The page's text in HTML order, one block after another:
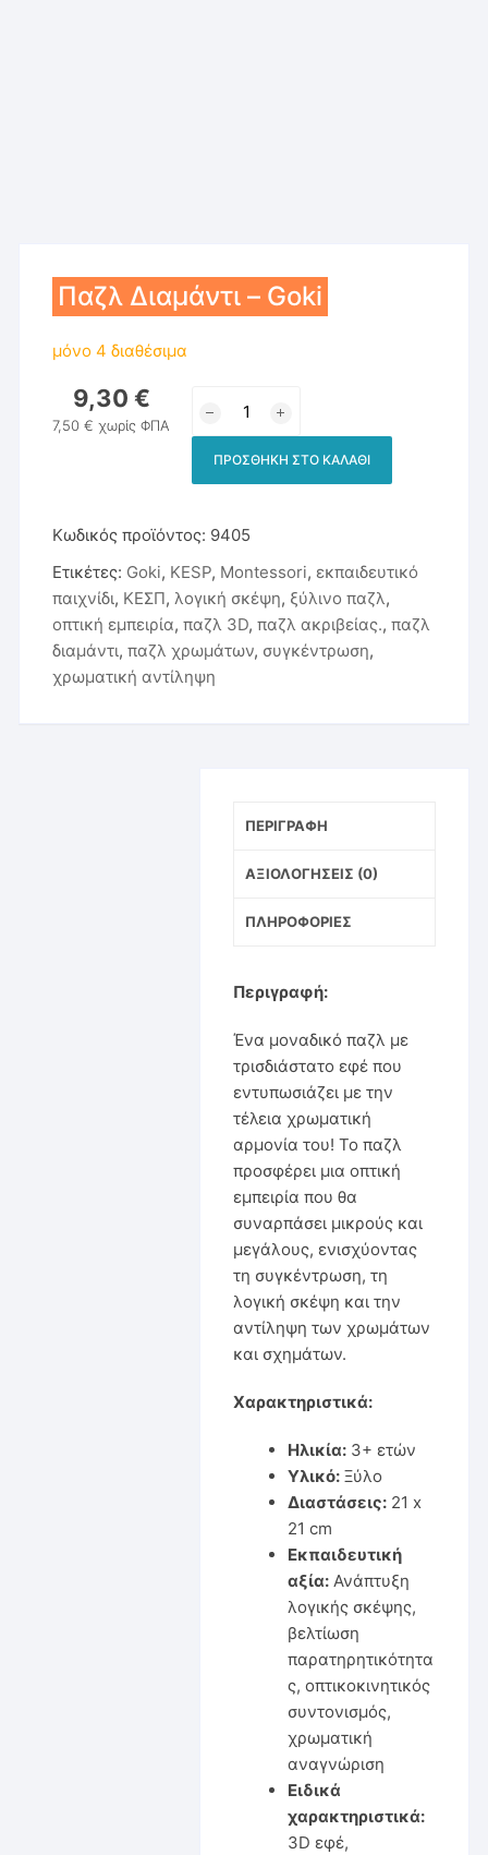
Παζλ Διαμάντι – Goki
μόνο 4 διαθέσιμα
9,30 €
7,50€ χωρίς ΦΠΑ
Διαμάντι
ΠΡΟΣΘΉΚΗ ΣΤΟ ΚΑΛΆΘΙ
Κωδικός προϊόντος: 9405
Ετικέτες: Goki, KESP, Montessori, εκπαιδευτικό
παιχνίδι, ΚΕΣΠ,λογική σκέψη, ξύλινο παζλ,
οπτική εμπειρία,παζλ 3D,παζλ ακριβείας.,παζλ
διαμάντι,παζλ χρωμάτων, συγκέντρωση,
χρωματική αντίληψη
ΠΕΡΙΓΡΑΦΉ
ΑΞΙΟΛΟΓΉΣΕΙΣ (0)
ΠΛΗΡΟΦΟΡΊΕΣ
Περιγραφή:
Ένα μοναδικό παζλ με
τρισδιάστατο εφέ που
εντυπωσιάζει με την
τέλεια χρωματική
αρμονία του! Το παζλ
προσφέρει μια οπτική
εμπειρία που θα
συναρπάσει μικρούς και
μεγάλους, ενισχύοντας
τη συγκέντρωση, τη
λογική σκέψη και την
αντίληψη των χρωμάτων
και σχημάτων.
Χαρακτηριστικά:
Ηλικία:3+ ετών
Υλικό:Ξύλο
Διαστάσεις:21 x
21 cm
Εκπαιδευτική
αξία:Ανάπτυξη
λογικής σκέψης,
βελτίωση
παρατηρητικότητα
ς, οπτικοκινητικός
συντονισμός,
χρωματική
αναγνώριση
Ειδικά
χαρακτηριστικά:
3D εφέ,